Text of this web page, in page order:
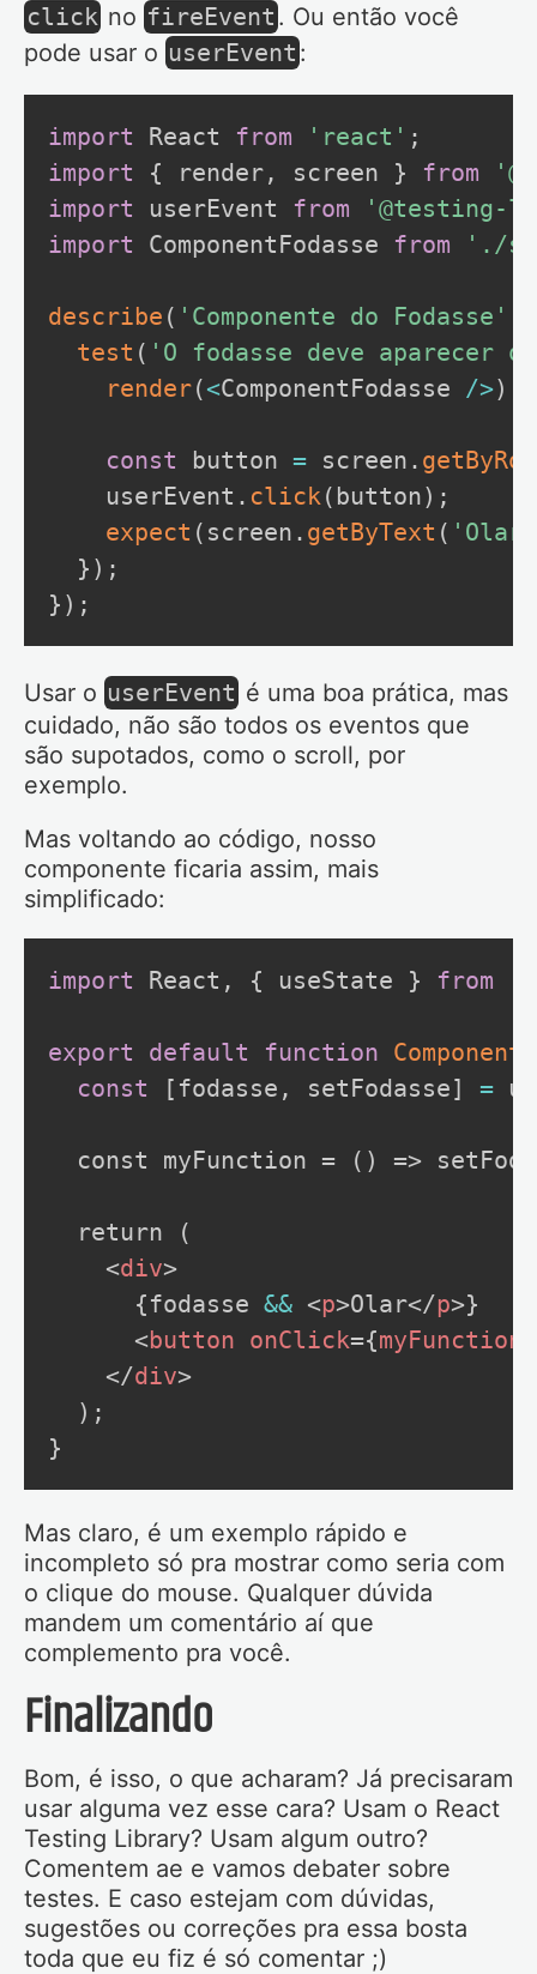
click no fireEvent . Ou então você
pode usar o userEvent :
import React from 'react' ;
import
{ render , screen } from
import userEvent from
'@testing-
import ComponentFodasse from './
describe ( 'Componente do Fodasse'
test ( 'O fodasse deve aparecer
render(<ComponentFodasse />)
const button = screen .
    userEvent
. click ( button) ;
expect ( screen . getByText ( 'Olar'
} ) ;
} ) ;
Usar o userEvent é uma boa prática, mas
cuidado, não são todos os eventos que
são supotados, como o scroll, por
exemplo.
Mas voltando ao código, nosso
componente ficaria assim, mais
simplificado:
import React , { useState } from
export default function
const
[ fodasse , setFodasse] =
const myFunction = () =>
  return (
<div>
{fodasse && <p>Olar</p>}
<button onClick={myFunction
</div>
  );
}
Mas claro, é um exemplo rápido e
incompleto só pra mostrar como seria com
o clique do mouse. Qualquer dúvida
mandem um comentário aí que
complemento pra você.
Finalizando
Bom, é isso, o que acharam? Já precisaram
usar alguma vez esse cara? Usam o React
Testing Library? Usam algum outro?
Comentem ae e vamos debater sobre
testes. E caso estejam com dúvidas,
sugestões ou correções pra essa bosta
toda que eu fiz é só comentar ;)